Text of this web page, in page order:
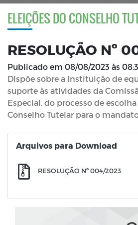
ELEIÇÕES DO CONSELHO
RESOLUÇÃO Nº
Publicado em 08/08/2023 às
Dispõe sobre a instituição de
suporte às atividades da
Especial, do processo de
Conselho Tutelar para o
Arquivos para Download
RESOLUÇÃO Nº 004/2023